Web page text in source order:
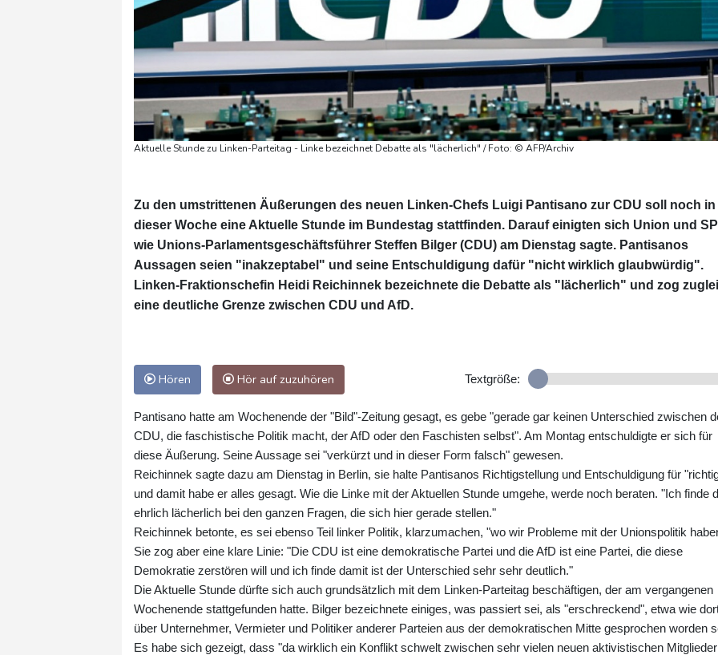
Aktuelle Stunde zu Linken-Parteitag - Linke bezeichnet Debatte als "lächerlich" / Foto: © AFP/Archiv
Zu den umstrittenen Äußerungen des neuen Linken-Chefs Luigi Pantisano zur CDU soll noch in
dieser Woche eine Aktuelle Stunde im Bundestag stattfinden. Darauf einigten sich Union und
wie Unions-Parlamentsgeschäftsführer Steffen Bilger (CDU) am Dienstag sagte. Pantisanos
Aussagen seien "inakzeptabel" und seine Entschuldigung dafür "nicht wirklich glaubwürdig".
Linken-Fraktionschefin Heidi Reichinnek bezeichnete die Debatte als "lächerlich" und zog
eine deutliche Grenze zwischen CDU und AfD.
Hören Hör auf zuzuhören Textgröße:
Pantisano hatte am Wochenende der "Bild"-Zeitung gesagt, es gebe "gerade gar keinen Unterschied zwischen
CDU, die faschistische Politik macht, der AfD oder den Faschisten selbst". Am Montag entschuldigte er sich für
diese Äußerung. Seine Aussage sei "verkürzt und in dieser Form falsch" gewesen.
Reichinnek sagte dazu am Dienstag in Berlin, sie halte Pantisanos Richtigstellung und Entschuldigung für
und damit habe er alles gesagt. Wie die Linke mit der Aktuellen Stunde umgehe, werde noch beraten. "Ich finde
ehrlich lächerlich bei den ganzen Fragen, die sich hier gerade stellen."
Reichinnek betonte, es sei ebenso Teil linker Politik, klarzumachen, "wo wir Probleme mit der Unionspolitik
Sie zog aber eine klare Linie: "Die CDU ist eine demokratische Partei und die AfD ist eine Partei, die diese
Demokratie zerstören will und ich finde damit ist der Unterschied sehr sehr deutlich."
Die Aktuelle Stunde dürfte sich auch grundsätzlich mit dem Linken-Parteitag beschäftigen, der am vergangenen
Wochenende stattgefunden hatte. Bilger bezeichnete einiges, was passiert sei, als "erschreckend", etwa wie
über Unternehmer, Vermieter und Politiker anderer Parteien aus der demokratischen Mitte gesprochen worden
Es habe sich gezeigt, dass "da wirklich ein Konflikt schwelt zwischen sehr vielen neuen aktivistischen